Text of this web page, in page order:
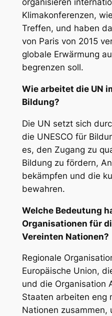
organisieren
Klimakonferenzen,
Treffen, und haben
von Paris von 2015
globale Erwärmung
begrenzen soll.
Wie arbeitet die UN
Bildung?
Die UN setzt sich
die UNESCO für
es, den Zugang zu
Bildung zu fördern,
bekämpfen und die
bewahren.
Welche Bedeutung
Organisationen für
Vereinten Nationen?
Regionale
Europäische Union,
und die Organisation
Staaten arbeiten eng
Nationen zusammen,